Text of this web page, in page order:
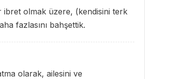
ibret olmak üzere, (kendisini terk
fazlasını bahşettik.
olarak, ailesini ve